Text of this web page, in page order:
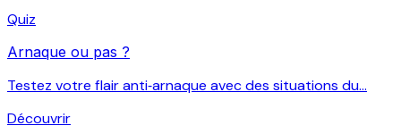
Quiz
Arnaque ou pas ?
Testez votre flair anti‑arnaque avec des situations du...
Découvrir